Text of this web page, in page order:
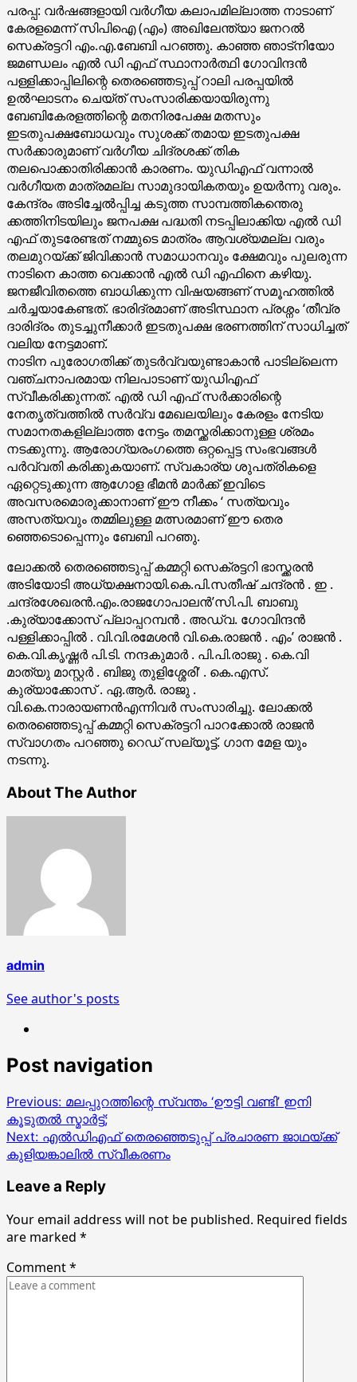
പരപ്പ: വർഷങ്ങളായി വർഗീയ കലാപമില്ലാത്ത നാടാണ്
കേരളമെന്ന് സിപിഐ (എം) അഖിലേന്ത്യാ ജനറൽ
സെക്രട്ടറി എം.എ.ബേബി പറഞ്ഞു. കാഞ്ഞ ഞാട്നിയോ
ജമണ്ഡലം എൽ ഡി എഫ് സ്ഥാനാർത്ഥി ഗോവിന്ദൻ
പള്ളിക്കാപ്പിലിന്റെ തെരഞ്ഞെടുപ്പ് റാലി പരപ്പയിൽ
ഉൽഘാടനം ചെയ്ത് സംസാരിക്കയായിരുന്നു
ബേബികേരളത്തിന്റെ മതനിരപേക്ഷ മതസും
ഇടതുപക്ഷബോധവും സുശക്ക് തമായ ഇടതുപക്ഷ
സർക്കാരുമാണ് വർഗീയ ചിദ്രശക്ക് തിക
തലപൊക്കാതിരിക്കാൻ കാരണം. യുഡിഎഫ് വന്നാൽ
വർഗീയത മാത്രമല്ല സാമുദായികതയും ഉയർന്നു വരും.
കേന്ദ്രം അടിച്ചേൽപ്പിച്ച കടുത്ത സാമ്പത്തികന്തെരു
ക്കത്തിനിടയിലും ജനപക്ഷ പദ്ധതി നടപ്പിലാക്കിയ എൽ ഡി
എഫ് തുടരേണ്ടത് നമ്മുടെ മാത്രം ആവശ്യമല്ല വരും
തലമുറയ്ക്ക് ജിവിക്കാൻ സമാധാനവും ക്ഷേമവും പുലരുന്ന
നാടിനെ കാത്ത വെക്കാൻ എൽ ഡി എഫിനെ കഴിയു.
ജനജീവിതത്തെ ബാധിക്കുന്ന വിഷയങ്ങണ് സമൂഹത്തിൽ
ചർച്ചയാകേണ്ടത്. ഭാരിദ്രമാണ് അടിസ്ഥാന പ്രശ്നം ‘തീവ്ര
ദാരിദ്രം തുടച്ചുനീക്കാർ ഇടതുപക്ഷ ഭരണത്തിന് സാധിച്ചത്
വലിയ നേട്ടമാണ്.
നാടിന പുരോഗതിക്ക് തുടർവ്വയുണ്ടാകാൻ പാടില്ലെന്ന
വഞ്ചനാപരമായ നിലപാടാണ് യുഡിഎഫ്
സ്വീകരിക്കുന്നത്. എൽ ഡി എഫ് സർക്കാരിന്റെ
നേതൃത്വത്തിൽ സർവ്വ മേഖലയിലും കേരളം നേടിയ
സമാനതകളില്ലാത്ത നേട്ടം തമസ്ക്കരിക്കാനുള്ള ശ്രമം
നടക്കുന്നു. ആരോഗ്യരംഗത്തെ ഒറ്റപ്പെട്ട സംഭവങ്ങൾ
പർവ്വതി കരിക്കുകയാണ്. സ്വകാര്യ ശുപത്രികളെ
ഏറ്റെടുക്കുന്ന ആഗോള ഭീമൻ മാർക്ക് ഇവിടെ
അവസരമൊരുക്കാനാണ് ഈ നീക്കം ‘ സത്യവും
അസത്യവും തമ്മിലുള്ള മത്സരമാണ് ഈ തെര
ഞ്ഞെടൊപ്പെന്നും ബേബി പറഞു.
ലോക്കൽ തെരഞ്ഞെടുപ്പ് കമ്മറ്റി സെക്രട്ടറി ഭാസ്ക്കരൻ
അടിയോടി അധ്യക്ഷനായി.കെ.പി.സതീഷ് ചന്ദ്രൻ . ഇ .
ചന്ദ്രശേഖരൻ.എം.രാജഗോപാലൻ’സി.പി. ബാബു
.കുര്യാക്കോസ് പ്ലാപ്പറമ്പൻ . അഡ്വ. ഗോവിന്ദൻ
പള്ളിക്കാപ്പിൽ . വി.വി.രമേശൻ വി.കെ.രാജൻ . എം’ രാജൻ .
കെ.വി.കൃഷ്ണർ പി.ടി. നന്ദകുമാർ . പി.പി.രാജു . കെ.വി
മാത്യു മാസ്റ്റർ . ബിജു തുളിശ്ശേരി’ . കെ.എസ്.
കുര്യാക്കോസ് . ഏ.ആർ. രാജു .
വി.കെ.നാരായണൻഎന്നിവർ സംസാരിച്ചു. ലോക്കൽ
തെരഞ്ഞെടുപ്പ് കമ്മറ്റി സെക്രട്ടറി പാറക്കോൽ രാജൻ
സ്വാഗതം പറഞ്ഞു റെഡ് സല്യൂട്ട്. ഗാന മേള യും
നടന്നു.
About The Author
admin
See author's posts
Post navigation
Previous: മലപ്പുറത്തിന്റെ സ്വന്തം ‘ഊട്ടി വണ്ടി’ ഇനി
കൂടുതൽ സ്മാർട്ട്;
Next: എൽഡിഎഫ് തെരഞ്ഞെടുപ്പ് പ്രചാരണ ജാഥയ്ക്ക്
കുളിയങ്കാലിൽ സ്വീകരണം
Leave a Reply
Your email address will not be published. Required fields
are marked *
Comment*